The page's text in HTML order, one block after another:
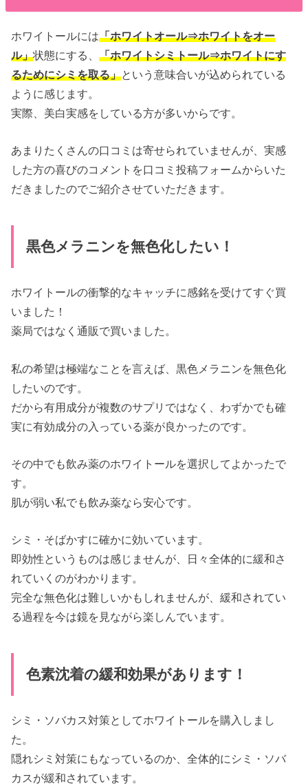
ホワイトールには「ホワイトオール⇒ホワイトをオー
ル」状態にする、「ホワイトシミトール⇒ホワイトにす
るためにシミを取る」という意味合いが込められている
ように感じます。
実際、美白実感をしている方が多いからです。
あまりたくさんの口コミは寄せられていませんが、実感
した方の喜びのコメントを口コミ投稿フォームからいた
だきましたのでご紹介させていただきます。
黒色メラニンを無色化したい！
ホワイトールの衝撃的なキャッチに感銘を受けてすぐ買
いました！
薬局ではなく通販で買いました。
私の希望は極端なことを言えば、黒色メラニンを無色化
したいのです。
だから有用成分が複数のサプリではなく、わずかでも確
実に有効成分の入っている薬が良かったのです。
その中でも飲み薬のホワイトールを選択してよかったで
す。
肌が弱い私でも飲み薬なら安心です。
シミ・そばかすに確かに効いています。
即効性というものは感じませんが、日々全体的に緩和さ
れていくのがわかります。
完全な無色化は難しいかもしれませんが、緩和されてい
る過程を今は鏡を見ながら楽しんでいます。
色素沈着の緩和効果があります！
シミ・ソバカス対策としてホワイトールを購入しまし
た。
隠れシミ対策にもなっているのか、全体的にシミ・ソバ
カスが緩和されています。